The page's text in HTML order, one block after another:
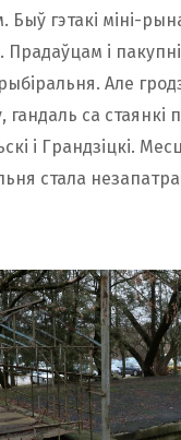
Быў гэтакі міні-
Прадаўцам і
Але
гандаль са стаянкі
і Грандзіцкі.
стала